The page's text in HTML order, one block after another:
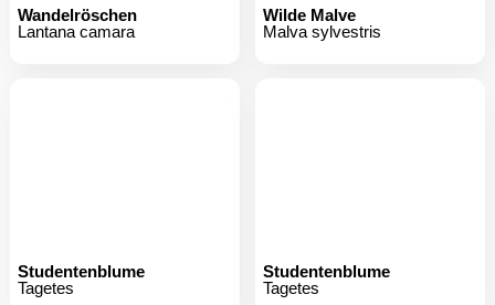
Wandelröschen
Lantana camara
Wilde Malve
Malva sylvestris
Studentenblume
Tagetes
Studentenblume
Tagetes